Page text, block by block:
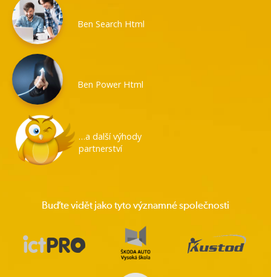
Ben Search Html
Ben Power Html
…a další výhody
partnerství
Buďte vidět jako tyto významné společnosti